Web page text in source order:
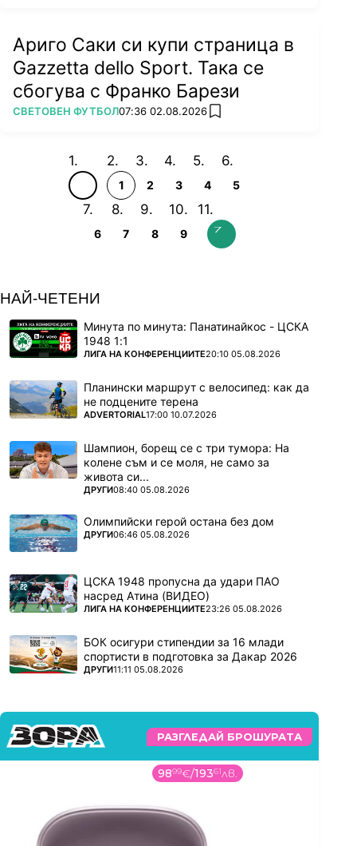
Ариго Саки си купи страница в
Gazzetta dello Sport. Така се
сбогува с Франко Барези
ПОВЕЧЕ ОТ
СВЕТОВЕН ФУТБОЛ07:36 02.08.2026 add favorites
1 2 3 4 5
6 7 8 9
НАЙ-ЧЕТЕНИ
Минута по минута: Панатинайкос - ЦСКА
1948 1:1
ПОВЕЧЕ ОТ
ЛИГА НА КОНФЕРЕНЦИИТЕ20:10 05.08.2026
Планински маршрут с велосипед: как да
не подцените терена
ПОВЕЧЕ ОТ
ADVERTORIAL17:00 10.07.2026
Шампион, борещ се с три тумора: На
колене съм и се моля, не само за
живота си...
ПОВЕЧЕ ОТ
ДРУГИ08:40 05.08.2026
Олимпийски герой остана без дом
ПОВЕЧЕ ОТ
ДРУГИ06:46 05.08.2026
ЦСКА 1948 пропусна да удари ПАО
насред Атина (ВИДЕО)
ПОВЕЧЕ ОТ
ЛИГА НА КОНФЕРЕНЦИИТЕ23:26 05.08.2026
БОК осигури стипендии за 16 млади
спортисти в подготовка за Дакар 2026
ПОВЕЧЕ ОТ
ДРУГИ11:11 05.08.2026
РАЗГЛЕДАЙ БРОШУРАТА
9899€/19361лв.